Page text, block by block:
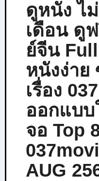
ดูหนัง ไ
เดือน ดู
ย์จีน
หนังง่าย
เรื่อง
ออกแบ
จอ Top
AUG